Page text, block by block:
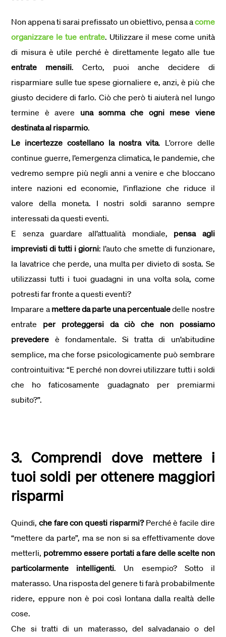
Non appena ti sarai prefissato un obiettivo, pensa acome
organizzare le tue entrate. Utilizzare il mese come unità
di misura è utile perché è direttamente legato alle tue
entrate mensili. Certo, puoi anche decidere di
risparmiare sulle tue spese giornaliere e, anzi, è più che
giusto decidere di farlo. Ciò che però ti aiuterà nel lungo
termine è avere una somma che ogni mese viene
destinata al risparmio.
Le incertezze costellano la nostra vita. L’orrore delle
continue guerre, l’emergenza climatica, le pandemie, che
vedremo sempre più negli anni a venire e che bloccano
intere nazioni ed economie, l’inflazione che riduce il
valore della moneta. I nostri soldi saranno sempre
interessati da questi eventi.
E senza guardare all’attualità mondiale, pensa agli
imprevisti di tutti i giorni: l’auto che smette di funzionare,
la lavatrice che perde, una multa per divieto di sosta. Se
utilizzassi tutti i tuoi guadagni in una volta sola, come
potresti far fronte a questi eventi?
Imparare a mettere da parte una percentualedelle nostre
entrate per proteggersi da ciò che non possiamo
prevedere è fondamentale. Si tratta di un’abitudine
semplice, ma che forse psicologicamente può sembrare
controintuitiva: “E perché non dovrei utilizzare tutti i soldi
che ho faticosamente guadagnato per premiarmi
subito?”.
3. Comprendi dove mettere i
tuoi soldi per ottenere maggiori
risparmi
Quindi, che fare con questi risparmi?Perché è facile dire
“mettere da parte”, ma se non si sa effettivamente dove
metterli, potremmo essere portati a fare delle scelte non
particolarmente intelligenti. Un esempio? Sotto il
materasso. Una risposta del genere ti farà probabilmente
ridere, eppure non è poi così lontana dalla realtà delle
cose.
Che si tratti di un materasso, del salvadanaio o del